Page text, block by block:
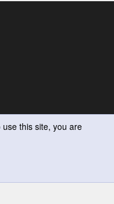
this site, you are